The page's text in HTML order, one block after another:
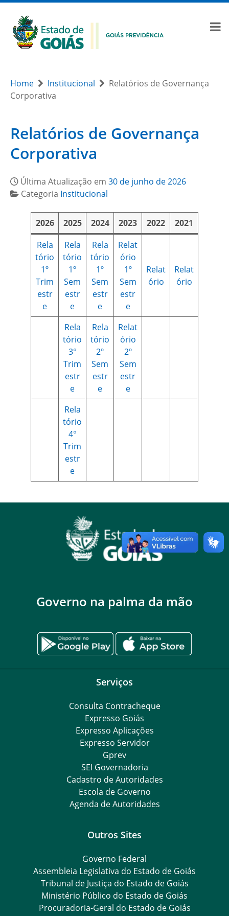
Home Institucional
Relatórios de Governança
Corporativa
Relatórios de Governança
Corporativa
Última Atualização em 30 de junho de 2026
Categoria Institucional
2026 2025 2024 2023 2022 2021
Rela
tório
1º
Trim
estr
e
Rela
tório
1º
Sem
estr
e
Rela
tório
1º
Sem
estr
e
Relat
ório
1º
Sem
estr
e
Relat
ório
Relat
ório
Rela
tório
3°
Trim
estr
e
Rela
tório
2º
Sem
estr
e
Relat
ório
2º
Sem
estr
e
Rela
tório
4°
Trim
estr
e
Governo na palma da mão
Serviços
Consulta Contracheque
Expresso Goiás
Expresso Aplicações
Expresso Servidor
Gprev
SEI Governadoria
Cadastro de Autoridades
Escola de Governo
Agenda de Autoridades
Outros Sites
Governo Federal
Assembleia Legislativa do Estado de Goiás
Tribunal de Justiça do Estado de Goiás
Ministério Público do Estado de Goiás
Procuradoria-Geral do Estado de Goiás